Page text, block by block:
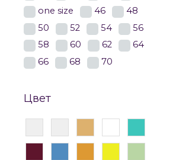
one size
46
48
50
52 54
56
58
60 62
64
66
68 70
Цвет